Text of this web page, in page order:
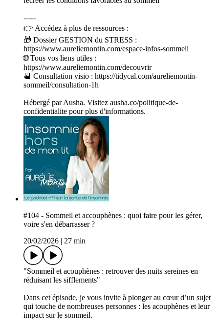
-----
👉 Accédez à plus de ressources :
🎁 Dossier GESTION du STRESS :
https://www.aureliemontin.com/espace-infos-sommeil
🌐 Tous vos liens utiles :
https://www.aureliemontin.com/decouvrir
📆 Consultation visio : https://tidycal.com/aureliemontin-
sommeil/consultation-1h
Hébergé par Ausha. Visitez ausha.co/politique-de-
confidentialite pour plus d'informations.
#104 - Sommeil et accouphènes : quoi faire pour les gérer,
voire s'en débarrasser ?
20/02/2026
27 min
"Sommeil et acouphènes : retrouver des nuits sereines en
réduisant les sifflements"
Dans cet épisode, je vous invite à plonger au cœur d’un sujet
qui touche de nombreuses personnes : les acouphènes et leur
impact sur le sommeil.